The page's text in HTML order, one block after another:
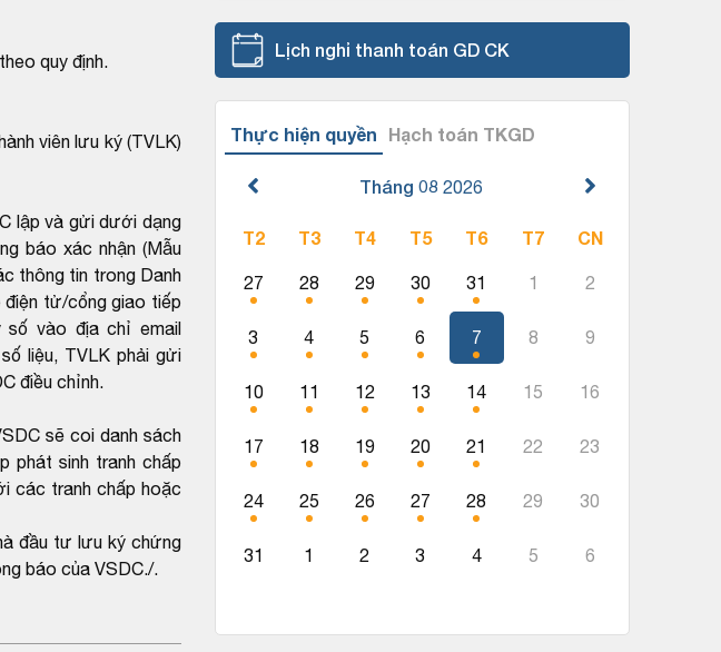
quy định.
viên lưu ký (TVLK)
lập và gửi dưới dạng
báo xác nhận (Mẫu
thông tin trong Danh
tử/cổng giao tiếp
số vào địa chỉ email
liệu, TVLK phải gửi
điều chỉnh.
sẽ coi danh sách
phát sinh tranh chấp
các tranh chấp hoặc
đầu tư lưu ký chứng
báo của VSDC./.
Lịch nghỉ thanh toán GD CK
Thực hiện quyền Hạch toán TKGD
Tháng 08 2026
T2 T3 T4 T5 T6 T7 CN
27 28 29 30 31 1 2
3 4 5 6 7 8 9
10 11 12 13 14 15 16
17 18 19 20 21 22 23
24 25 26 27 28 29 30
31 1 2 3 4 5 6